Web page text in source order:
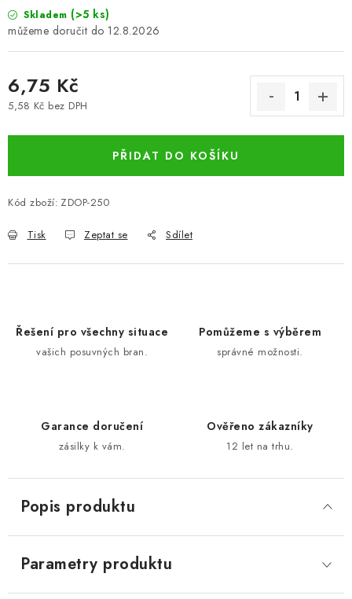
OTOČNÉ ŽALUZIE
Skladem (>5 ks)
12.8.2026
6,75 Kč
5,58 Kč bez DPH
PŘIDAT DO KOŠÍKU
Kód zboží: ZDOP-250
Tisk Zeptat se Sdílet
Řešení pro všechny situace
vašich posuvných bran.
Pomůžeme s výběrem
správné možnosti.
Garance doručení
zásilky k vám.
Ověřeno zákazníky
12 let na trhu.
Popis produktu
Parametry produktu